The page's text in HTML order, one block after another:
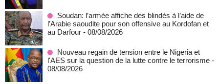
Soudan: l’armée affiche des blindés à l’aide de
l’Arabie saoudite pour son offensive au Kordofan et
au Darfour - 08/08/2026
Nouveau regain de tension entre le Nigeria et
l'AES sur la question de la lutte contre le terrorisme -
08/08/2026